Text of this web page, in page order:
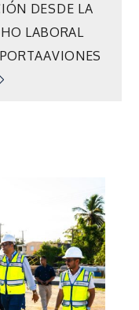
DESDE LA
LABORAL